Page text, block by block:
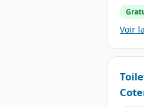
Voir